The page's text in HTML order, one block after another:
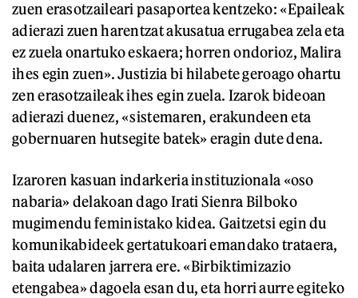
zuen erasotzaileari pasaportea kentzeko: «Epaileak
adierazi zuen harentzat akusatua errugabea zela eta
ez zuela onartuko eskaera; horren ondorioz, Malira
ihes egin zuen». Justizia bi hilabete geroago ohartu
zen erasotzaileak ihes egin zuela. Izarok bideoan
adierazi duenez, «sistemaren, erakundeen eta
gobernuaren hutsegite batek» eragin dute dena.
Izaroren kasuan indarkeria instituzionala «oso
nabaria» delakoan dago Irati Sienra Bilboko
mugimendu feministako kidea. Gaitzetsi egin du
komunikabideek gertatukoari emandako trataera,
baita udalaren jarrera ere. «Birbiktimizazio
etengabea» dagoela esan du, eta horri aurre egiteko